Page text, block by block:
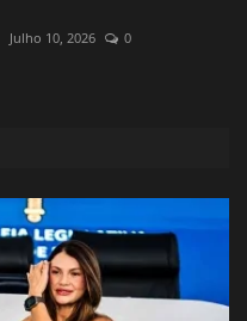
Julho 10, 2026 0